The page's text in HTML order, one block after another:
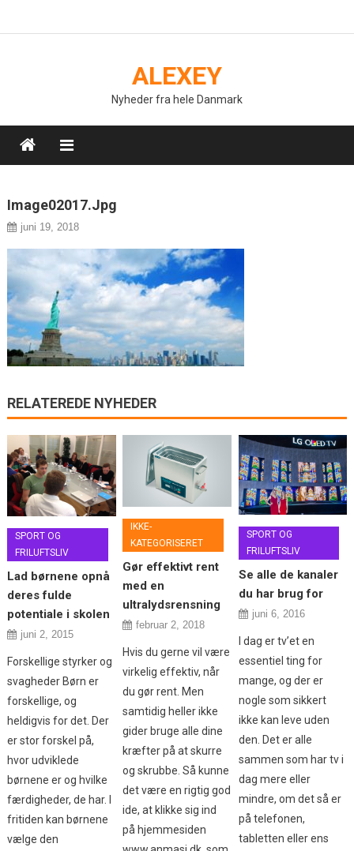
ALEXEY
Nyheder fra hele Danmark
Image02017.jpg
juni 19, 2018
RELATEREDE NYHEDER
SPORT OG
FRILUFTSLIV
Lad børnene opnå
deres fulde
potentiale i skolen
juni 2, 2015
Forskellige styrker og
svagheder Børn er
forskellige, og
heldigvis for det. Der
er stor forskel på,
hvor udviklede
børnene er og hvilke
færdigheder, de har. I
fritiden kan børnene
vælge den
IKKE-
KATEGORISERET
Gør effektivt rent
med en
ultralydsrensning
februar 2, 2018
Hvis du gerne vil være
virkelig effektiv, når
du gør rent. Men
samtidig heller ikke
gider bruge alle dine
kræfter på at skurre
og skrubbe. Så kunne
det være en rigtig god
ide, at klikke sig ind
på hjemmesiden
SPORT OG
FRILUFTSLIV
Se alle de kanaler
du har brug for
juni 6, 2016
I dag er tv’et en
essentiel ting for
mange, og der er
nogle som sikkert
ikke kan leve uden
den. Det er alle
sammen som har tv i
dag mere eller
mindre, om det så er
på telefonen,
tabletten eller ens